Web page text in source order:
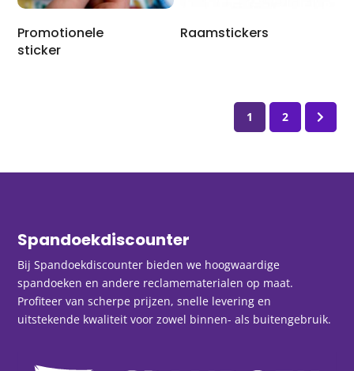
Promotionele
sticker
Raamstickers
1 2
Spandoekdiscounter
Bij Spandoekdiscounter bieden we hoogwaardige
spandoeken en andere reclamematerialen op maat.
Profiteer van scherpe prijzen, snelle levering en
uitstekende kwaliteit voor zowel binnen- als buitengebruik.